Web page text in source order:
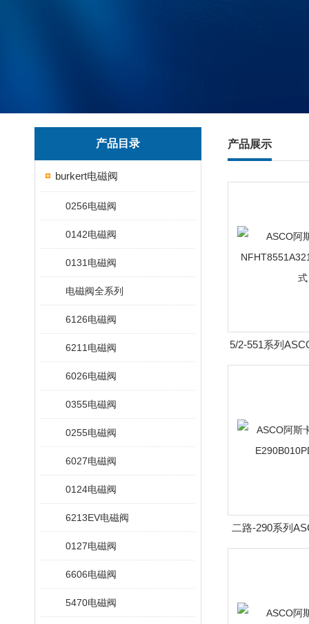
产品目录
burkert电磁阀
0256电磁阀
0142电磁阀
0131电磁阀
电磁阀全系列
6126电磁阀
6211电磁阀
6026电磁阀
0355电磁阀
0255电磁阀
6027电磁阀
0124电磁阀
6213EV电磁阀
0127电磁阀
6606电磁阀
5470电磁阀
产品展示
5/2-551系列
二路-290系列
角座阀